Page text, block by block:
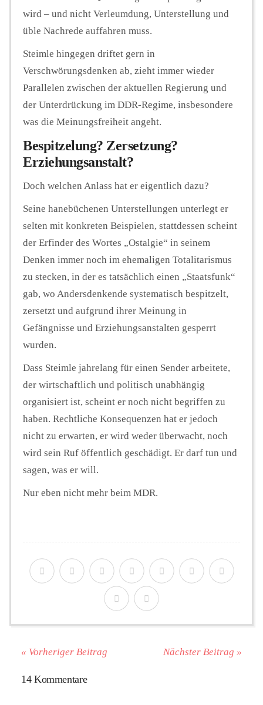
wird – und nicht Verleumdung, Unterstellung und
üble Nachrede auffahren muss.
Steimle hingegen driftet gern in
Verschwörungsdenken ab, zieht immer wieder
Parallelen zwischen der aktuellen Regierung und
der Unterdrückung im DDR-Regime, insbesondere
was die Meinungsfreiheit angeht.
Bespitzelung? Zersetzung?
Erziehungsanstalt?
Doch welchen Anlass hat er eigentlich dazu?
Seine hanebüchenen Unterstellungen unterlegt er
selten mit konkreten Beispielen, stattdessen scheint
der Erfinder des Wortes „Ostalgie“ in seinem
Denken immer noch im ehemaligen Totalitarismus
zu stecken, in der es tatsächlich einen „Staatsfunk“
gab, wo Andersdenkende systematisch bespitzelt,
zersetzt und aufgrund ihrer Meinung in
Gefängnisse und Erziehungsanstalten gesperrt
wurden.
Dass Steimle jahrelang für einen Sender arbeitete,
der wirtschaftlich und politisch unabhängig
organisiert ist, scheint er noch nicht begriffen zu
haben. Rechtliche Konsequenzen hat er jedoch
nicht zu erwarten, er wird weder überwacht, noch
wird sein Ruf öffentlich geschädigt. Er darf tun und
sagen, was er will.
Nur eben nicht mehr beim MDR.
« Vorheriger Beitrag Nächster Beitrag »
14 Kommentare